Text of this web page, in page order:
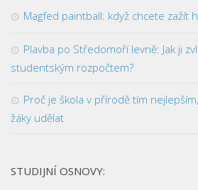
Magfed paintball: když chcete zažít
Plavba po Středomoří levně: Jak ji
studentským rozpočtem?
Proč je škola v přírodě tím
žáky udělat
STUDIJNÍ OSNOVY: